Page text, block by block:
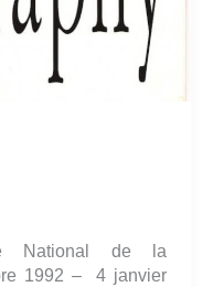
National de la
1992 – 4 janvier